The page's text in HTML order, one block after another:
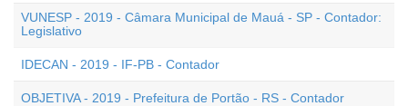
VUNESP - 2019 - Câmara Municipal de Mauá - SP - Contador:
Legislativo
IDECAN - 2019 - IF-PB - Contador
OBJETIVA - 2019 - Prefeitura de Portão - RS - Contador